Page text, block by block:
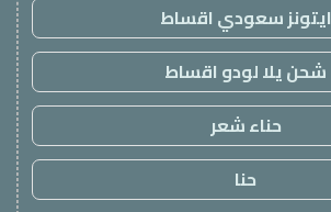
ايتونز سعودي اقساط
شحن يلا لودو اقساط
حناء شعر
حنا